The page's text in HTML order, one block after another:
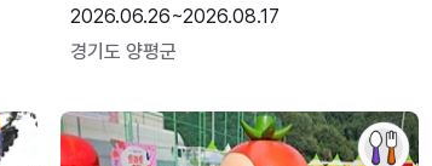
2026.06.26~2026.08.17
경기도 양평군